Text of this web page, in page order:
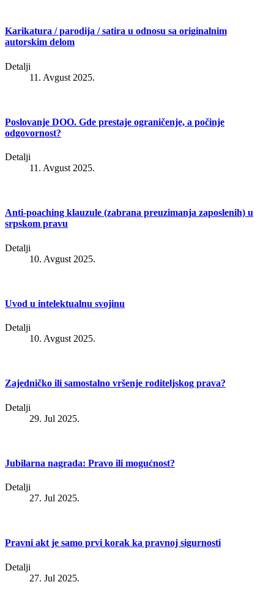
Karikatura / parodija / satira u odnosu sa originalnim
autorskim delom
Detalji
11. Avgust 2025.
Poslovanje DOO. Gde prestaje ograničenje, a počinje
odgovornost?
Detalji
11. Avgust 2025.
Anti-poaching klauzule (zabrana preuzimanja zaposlenih) u
srpskom pravu
Detalji
10. Avgust 2025.
Uvod u intelektualnu svojinu
Detalji
10. Avgust 2025.
Zajedničko ili samostalno vršenje roditeljskog prava?
Detalji
29. Jul 2025.
Jubilarna nagrada: Pravo ili mogućnost?
Detalji
27. Jul 2025.
Pravni akt je samo prvi korak ka pravnoj sigurnosti
Detalji
27. Jul 2025.